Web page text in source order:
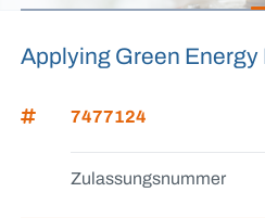
Applying Green Energy
7477124
Zulassungsnummer